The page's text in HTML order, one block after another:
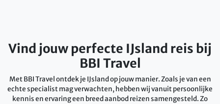
Vind jouw perfecte IJsland reis bij
BBI Travel
Met BBI Travel ontdek je IJsland op jouw manier. Zoals je van een
echte specialist mag verwachten, hebben wij vanuit persoonlijke
kennis en ervaring een breed aanbod reizen samengesteld. Zo